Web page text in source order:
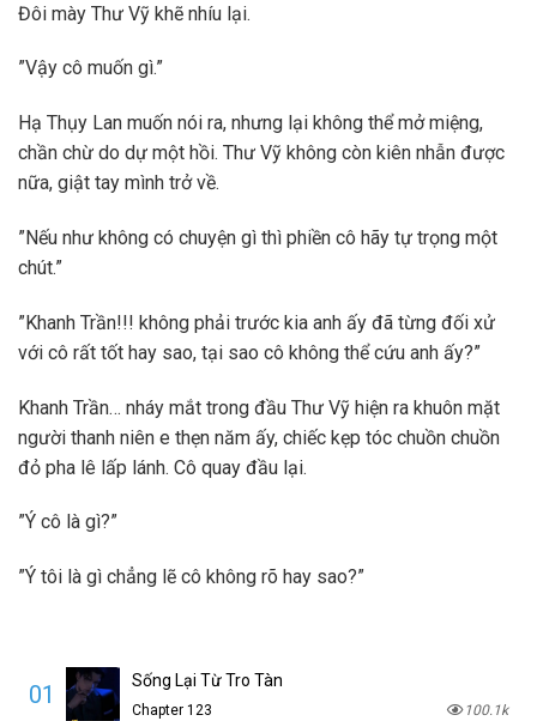
Đôi mày Thư Vỹ khẽ nhíu lại.
”Vậy cô muốn gì.”
Hạ Thụy Lan muốn nói ra, nhưng lại không thể mở miệng,
chần chừ do dự một hồi. Thư Vỹ không còn kiên nhẫn được
nữa, giật tay mình trở về.
”Nếu như không có chuyện gì thì phiền cô hãy tự trọng một
chút.”
”Khanh Trần!!! không phải trước kia anh ấy đã từng đối xử
với cô rất tốt hay sao, tại sao cô không thể cứu anh ấy?”
Khanh Trần… nháy mắt trong đầu Thư Vỹ hiện ra khuôn mặt
người thanh niên e thẹn năm ấy, chiếc kẹp tóc chuồn chuồn
đỏ pha lê lấp lánh. Cô quay đầu lại.
”Ý cô là gì?”
”Ý tôi là gì chẳng lẽ cô không rõ hay sao?”
01 Sống Lại Từ Tro Tàn
Chapter 123 100.1k